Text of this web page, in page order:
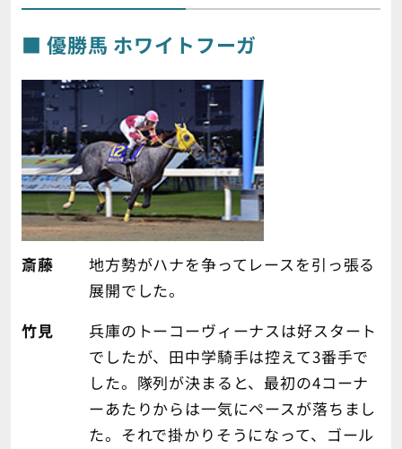
優勝馬 ホワイトフーガ
斎藤
地方勢がハナを争ってレースを引っ張る
展開でした。
竹見
兵庫のトーコーヴィーナスは好スタート
でしたが、田中学騎手は控えて3番手で
した。隊列が決まると、最初の4コーナ
ーあたりからは一気にペースが落ちまし
た。それで掛かりそうになって、ゴール